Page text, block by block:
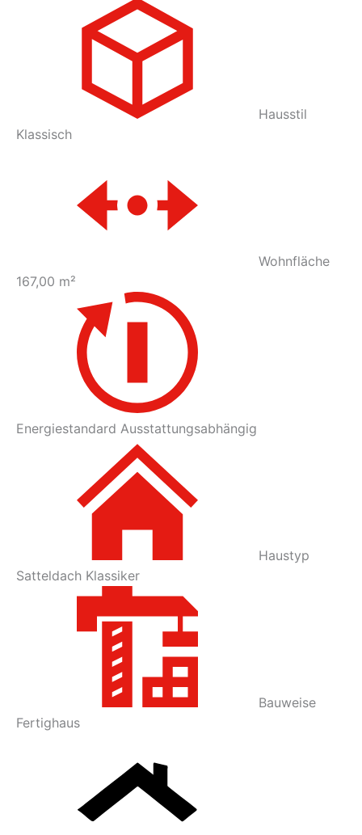
Hausstil
Klassisch
Wohnfläche
167,00 m²
Energiestandard Ausstattungsabhängig
Haustyp
Satteldach Klassiker
Bauweise
Fertighaus